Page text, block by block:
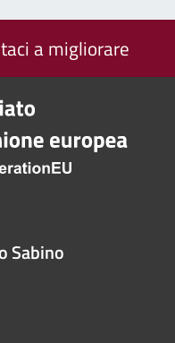
a migliorare
Sabino